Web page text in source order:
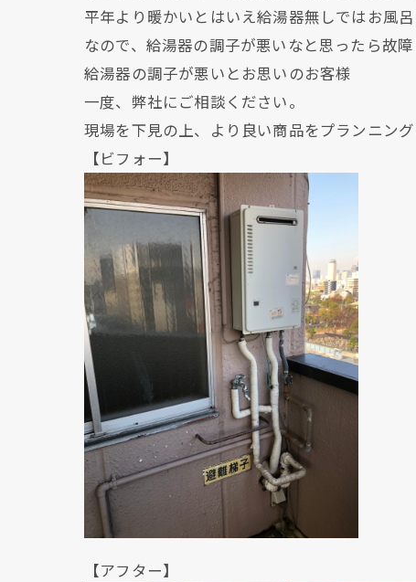
平年より暖かいとはいえ給湯器無しではお風
なので、給湯器の調子が悪いなと思ったら故
給湯器の調子が悪いとお思いのお客様
一度、弊社にご相談ください。
現場を下見の上、より良い商品をプランニング
【ビフォー】
【アフター】